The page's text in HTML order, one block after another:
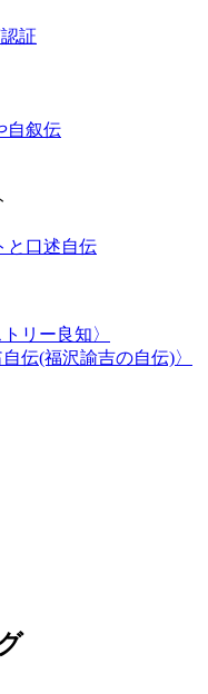
証
自叙伝
と口述自伝
リー良知〉
伝(福沢諭吉の自伝)〉